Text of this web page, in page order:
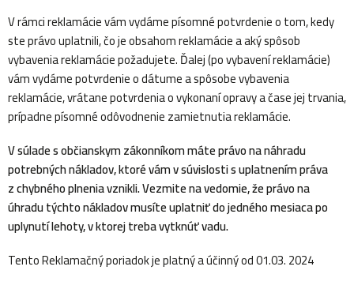
V rámci reklamácie vám vydáme písomné potvrdenie o tom, kedy
ste právo uplatnili, čo je obsahom reklamácie a aký spôsob
vybavenia reklamácie požadujete. Ďalej (po vybavení reklamácie)
vám vydáme potvrdenie o dátume a spôsobe vybavenia
reklamácie, vrátane potvrdenia o vykonaní opravy a čase jej trvania,
prípadne písomné odôvodnenie zamietnutia reklamácie.
V súlade s občianskym zákonníkom máte právo na náhradu
potrebných nákladov, ktoré vám v súvislosti s uplatnením práva
z chybného plnenia vznikli. Vezmite na vedomie, že právo na
úhradu týchto nákladov musíte uplatniť do jedného mesiaca po
uplynutí lehoty, v ktorej treba vytknúť vadu.
Tento Reklamačný poriadok je platný a účinný od 01.03. 2024